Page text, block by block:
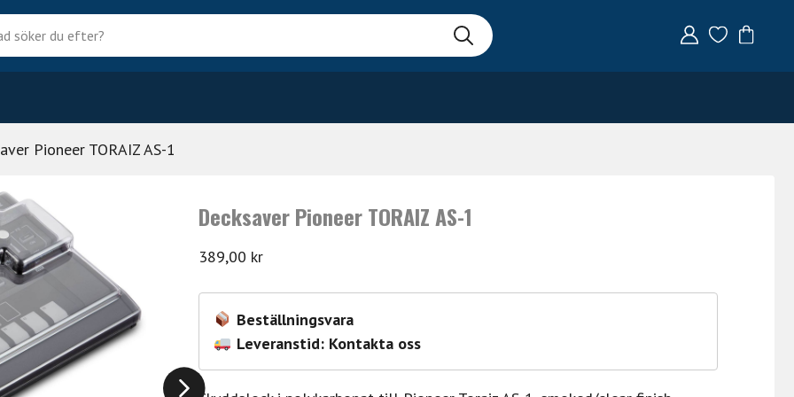
Pioneer TORAIZ AS-1
Decksaver Pioneer TORAIZ AS-1
389,00 kr
Beställningsvara
Leveranstid: Kontakta oss